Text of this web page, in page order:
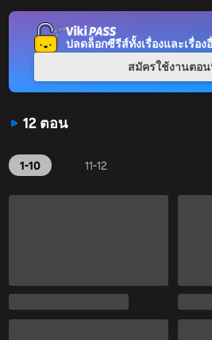
12 ตอน
1-10 11-12
ปลดล็อกซีรีส์ทั้งเรื่องและเรื่อง
สมัครใช้งานตอ